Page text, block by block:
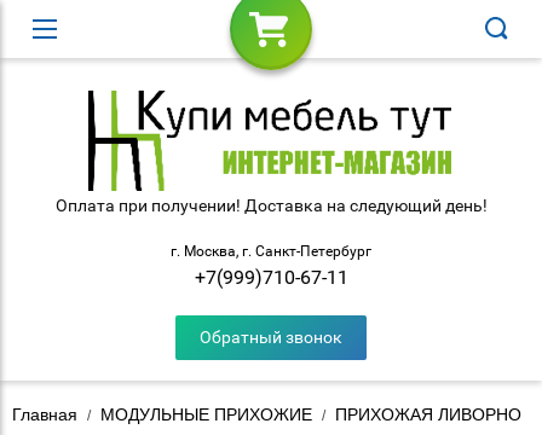
Оплата при получении! Доставка на следующий день!
г. Москва, г. Санкт-Петербург
+7(999)710-67-11
Обратный звонок
Главная / МОДУЛЬНЫЕ ПРИХОЖИЕ / ПРИХОЖАЯ ЛИВОРНО